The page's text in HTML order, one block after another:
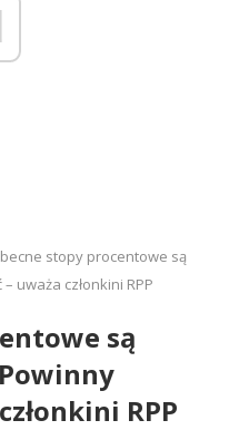
stopy procentowe są
uważa członkini RPP
są
RPP